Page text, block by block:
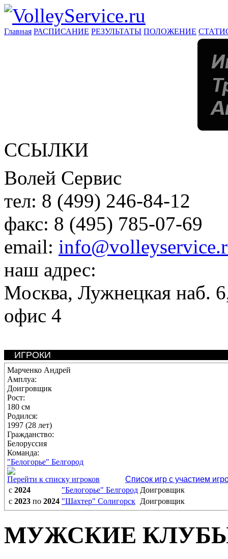
Главная РАСПИСАНИЕ РЕЗУЛЬТАТЫ ПОЛОЖЕНИЕ
ССЫЛКИ
Волей Сервис
тел: 8 (499) 246-84-12
факс: 8 (495) 785-07-69
email:
наш адрес:
Москва, Лужнецкая наб.
офис 4
ИГРОКИ
Марченко Андрей
Амплуа:
Доигровщик
Рост:
180 см
Родился:
1997 (28 лет)
Гражданство:
Белоруссия
Команда:
"Белогорье" Белгород
Перейти к списку игроков
Список игр с участием
с 2024 "Белогорье" Белгород Доигровщик
с 2023 по 2024 "Шахтер" Солигорск Доигровщик
МУЖСКИЕ